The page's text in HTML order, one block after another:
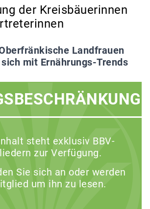
der Kreisbäuerinnen
Landfrauen
mit Ernährungs-Trends
steht exklusiv BBV-
zur Verfügung.
Sie sich an oder werden
um ihn zu lesen.